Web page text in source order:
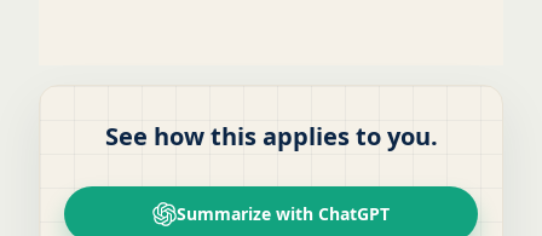
See how this applies to you.
Summarize with ChatGPT